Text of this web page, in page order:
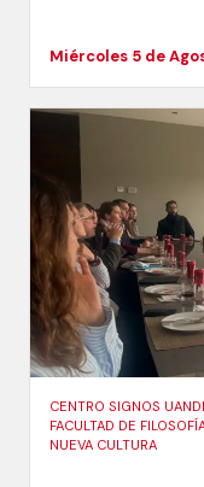
Miércoles 5 de
CENTRO SIGNOS
FACULTAD DE
NUEVA CULTURA